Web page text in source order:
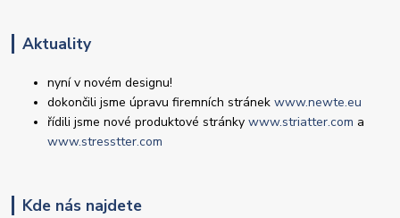
Aktuality
nyní v novém designu!
dokončili jsme úpravu firemních stránekwww.newte.eu
řídili jsme nové produktové stránkywww.striatter.com a
www.stresstter.com
Kde nás najdete